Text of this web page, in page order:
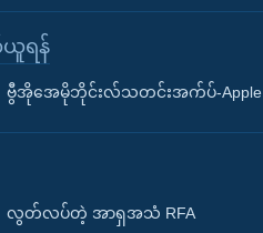
ယူရန်
ဗွီအိုအေမိုဘိုင်းလ်သတင်းအက်ပ်-Apple
လွတ်လပ်တဲ့ အာရှအသံ RFA